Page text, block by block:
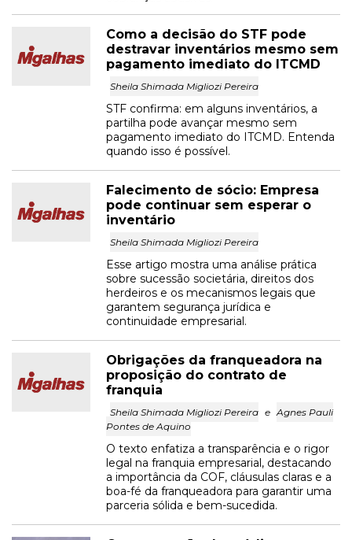
Como a decisão do STF pode
destravar inventários mesmo sem
pagamento imediato do ITCMD
Sheila Shimada Migliozi Pereira
STF confirma: em alguns inventários, a
partilha pode avançar mesmo sem
pagamento imediato do ITCMD. Entenda
quando isso é possível.
Falecimento de sócio: Empresa
pode continuar sem esperar o
inventário
Sheila Shimada Migliozi Pereira
Esse artigo mostra uma análise prática
sobre sucessão societária, direitos dos
herdeiros e os mecanismos legais que
garantem segurança jurídica e
continuidade empresarial.
Obrigações da franqueadora na
proposição do contrato de
franquia
Sheila Shimada Migliozi Pereira e Agnes Pauli
Pontes de Aquino
O texto enfatiza a transparência e o rigor
legal na franquia empresarial, destacando
a importância da COF, cláusulas claras e a
boa-fé da franqueadora para garantir uma
parceria sólida e bem-sucedida.